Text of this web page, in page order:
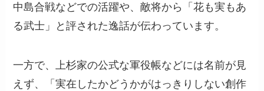
中島合戦などでの活躍や、敵将から「花も実もあ
る武士」と評された逸話が伝わっています。
一方で、上杉家の公式な軍役帳などには名前が見
えず、「実在したかどうかがはっきりしない創作